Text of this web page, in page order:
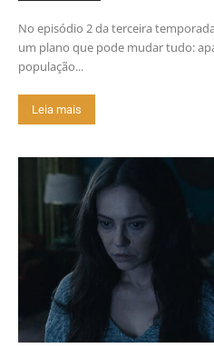
No episódio 2 da terceira
um plano que pode mudar tudo:
população...
Leia mais